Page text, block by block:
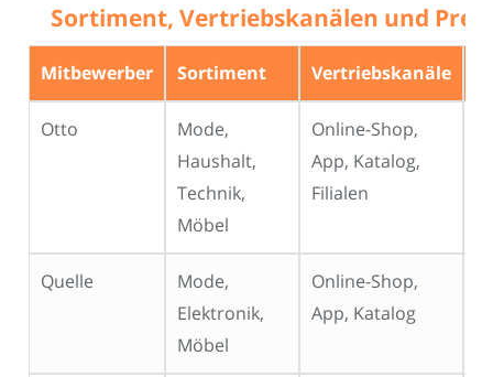
Sortiment, Vertriebskanälen und
Mitbewerber Sortiment Vertriebskanäle
Otto
Mode,
Haushalt,
Technik,
Möbel
Online-Shop,
App, Katalog,
Filialen
Quelle
Mode,
Elektronik,
Möbel
Online-Shop,
App, Katalog